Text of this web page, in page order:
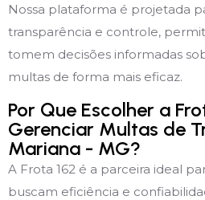
Nossa plataforma é projetada
transparência e controle,
tomem decisões informadas
multas de forma mais eficaz.
Por Que Escolher a
Gerenciar Multas de
Mariana - MG?
A Frota 162 é a parceira ideal
buscam eficiência e